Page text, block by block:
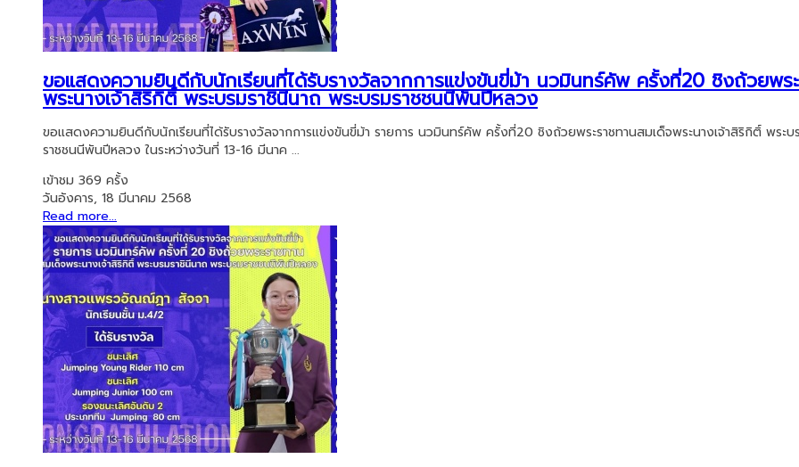
ขอแสดงความยินดีกับนักเรียนที่ได้รับรางวัลจากการแข่งขันขี่ม้า นวมินทร์คัพ ครั้งที่20 ชิงถ้วยพร
พระนางเจ้าสิริกิติ์ พระบรมราชินีนาถ พระบรมราชชนนีพันปีหลวง
ขอแสดงความยินดีกับนักเรียนที่ได้รับรางวัลจากการแข่งขันขี่ม้า รายการ นวมินทร์คัพ ครั้งที่20 ชิงถ้วยพระราชทานสมเด็จพระนางเจ้าสิริกิติ์ พระบ
ราชชนนีพันปีหลวง ในระหว่างวันที่ 13-16 มีนาค ...
เข้าชม 369 ครั้ง
วันอังคาร, 18 มีนาคม 2568
Read more...